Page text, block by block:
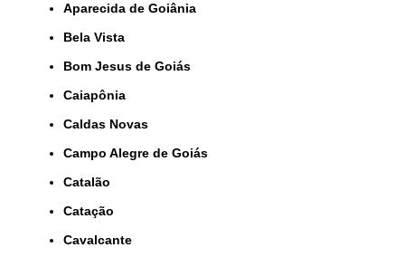
Aparecida de Goiânia
Bela Vista
Bom Jesus de Goiás
Caiapônia
Caldas Novas
Campo Alegre de Goiás
Catalão
Catação
Cavalcante